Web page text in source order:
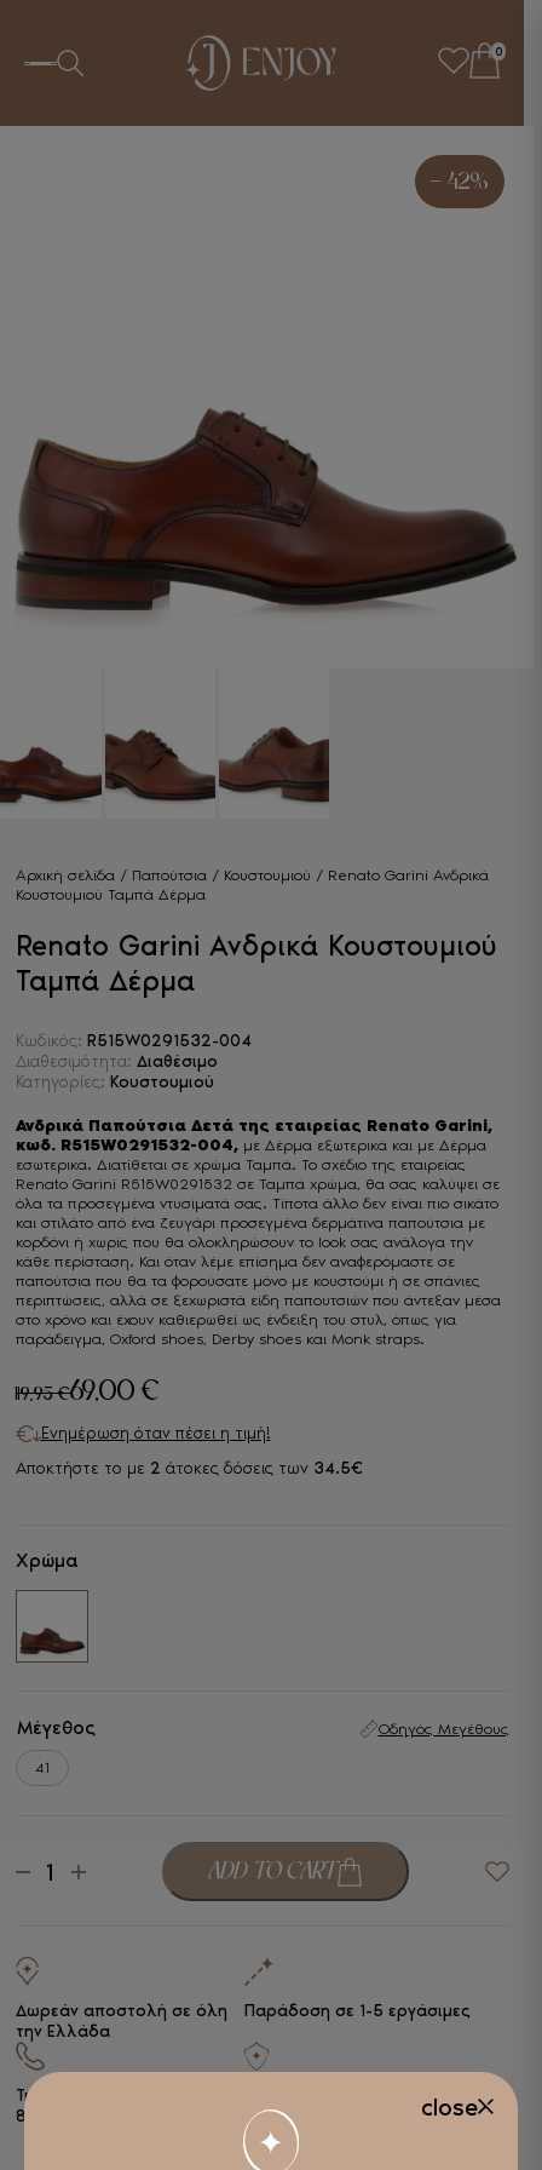
0
- 42%
Αρχική σελίδα/ Παπούτσια/ Κουστουμιού / Renato Garini Ανδρικά
Κουστουμιού Ταμπά Δέρμα
Ανδρικά Παπούτσια Δετά της εταιρείας Renato Garini,
κωδ. R515W0291532-004,με Δέρμα εξωτερικά και με Δέρμα
εσωτερικά. Διατίθεται σε χρώμα Ταμπά. Το σχέδιο της εταιρείας
Renato Garini R515W0291532 σε Ταμπά χρώμα, θα σας καλύψει σε
όλα τα προσεγμένα ντυσίματά σας. Τίποτα άλλο δεν είναι πιο σικάτο
και στιλάτο από ένα ζευγάρι προσεγμένα δερμάτινα παπούτσια με
κορδόνι ή χωρίς που θα ολοκληρώσουν το look σας ανάλογα την
κάθε περίσταση. Και όταν λέμε επίσημα δεν αναφερόμαστε σε
παπούτσια που θα τα φορούσατε μόνο με κουστούμι ή σε σπάνιες
περιπτώσεις, αλλά σε ξεχωριστά είδη παπουτσιών που άντεξαν μέσα
στο χρόνο και έχουν καθιερωθεί ως ένδειξη του στυλ, όπως για
παράδειγμα, Oxford shoes, Derby shoes και Monk straps.
119,95€
Original
price
was:
69,00 €
Η
τρέχουσα
τιμή
69,00 €.
Χρώμα
Αποκτήστε το με 2 άτοκες δόσεις των 34.5€
Renato Garini Ανδρικά Κουστουμιού
Ταμπά Δέρμα
Κωδικός: R515W0291532-004
Διαθεσιμότητα: Διαθέσιμο
Κατηγορίες: Κουστουμιού
Ενημέρωση όταν πέσει η τιμή!
Μέγεθος
41
Οδηγός Μεγέθους
-Renato
Ταμπά
Δέρμα
+ ADD TO CART
Δωρεάν αποστολή σε όλη
την Ελλάδα
Παράδοση σε 1-5 εργάσιμες
Τηλ. παραγγελίες
838443
Alpha Bank
close